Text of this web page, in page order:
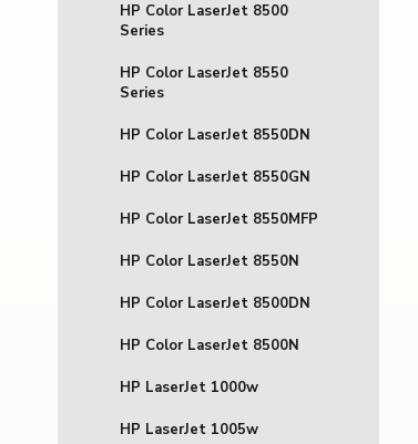
HP Color LaserJet 8500
Series
HP Color LaserJet 8550
Series
HP Color LaserJet 8550DN
HP Color LaserJet 8550GN
HP Color LaserJet 8550MFP
HP Color LaserJet 8550N
HP Color LaserJet 8500DN
HP Color LaserJet 8500N
HP LaserJet 1000w
HP LaserJet 1005w